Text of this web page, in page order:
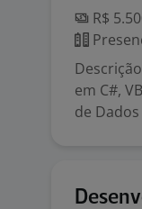
R$
em C#,
de